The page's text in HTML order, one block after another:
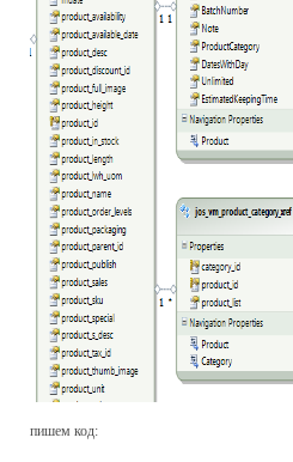
пишем код: